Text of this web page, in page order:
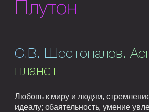
Плутон
С.В. Шестопалов.
планет
Любовь к миру и людям,
идеалу; обаятельность, умение